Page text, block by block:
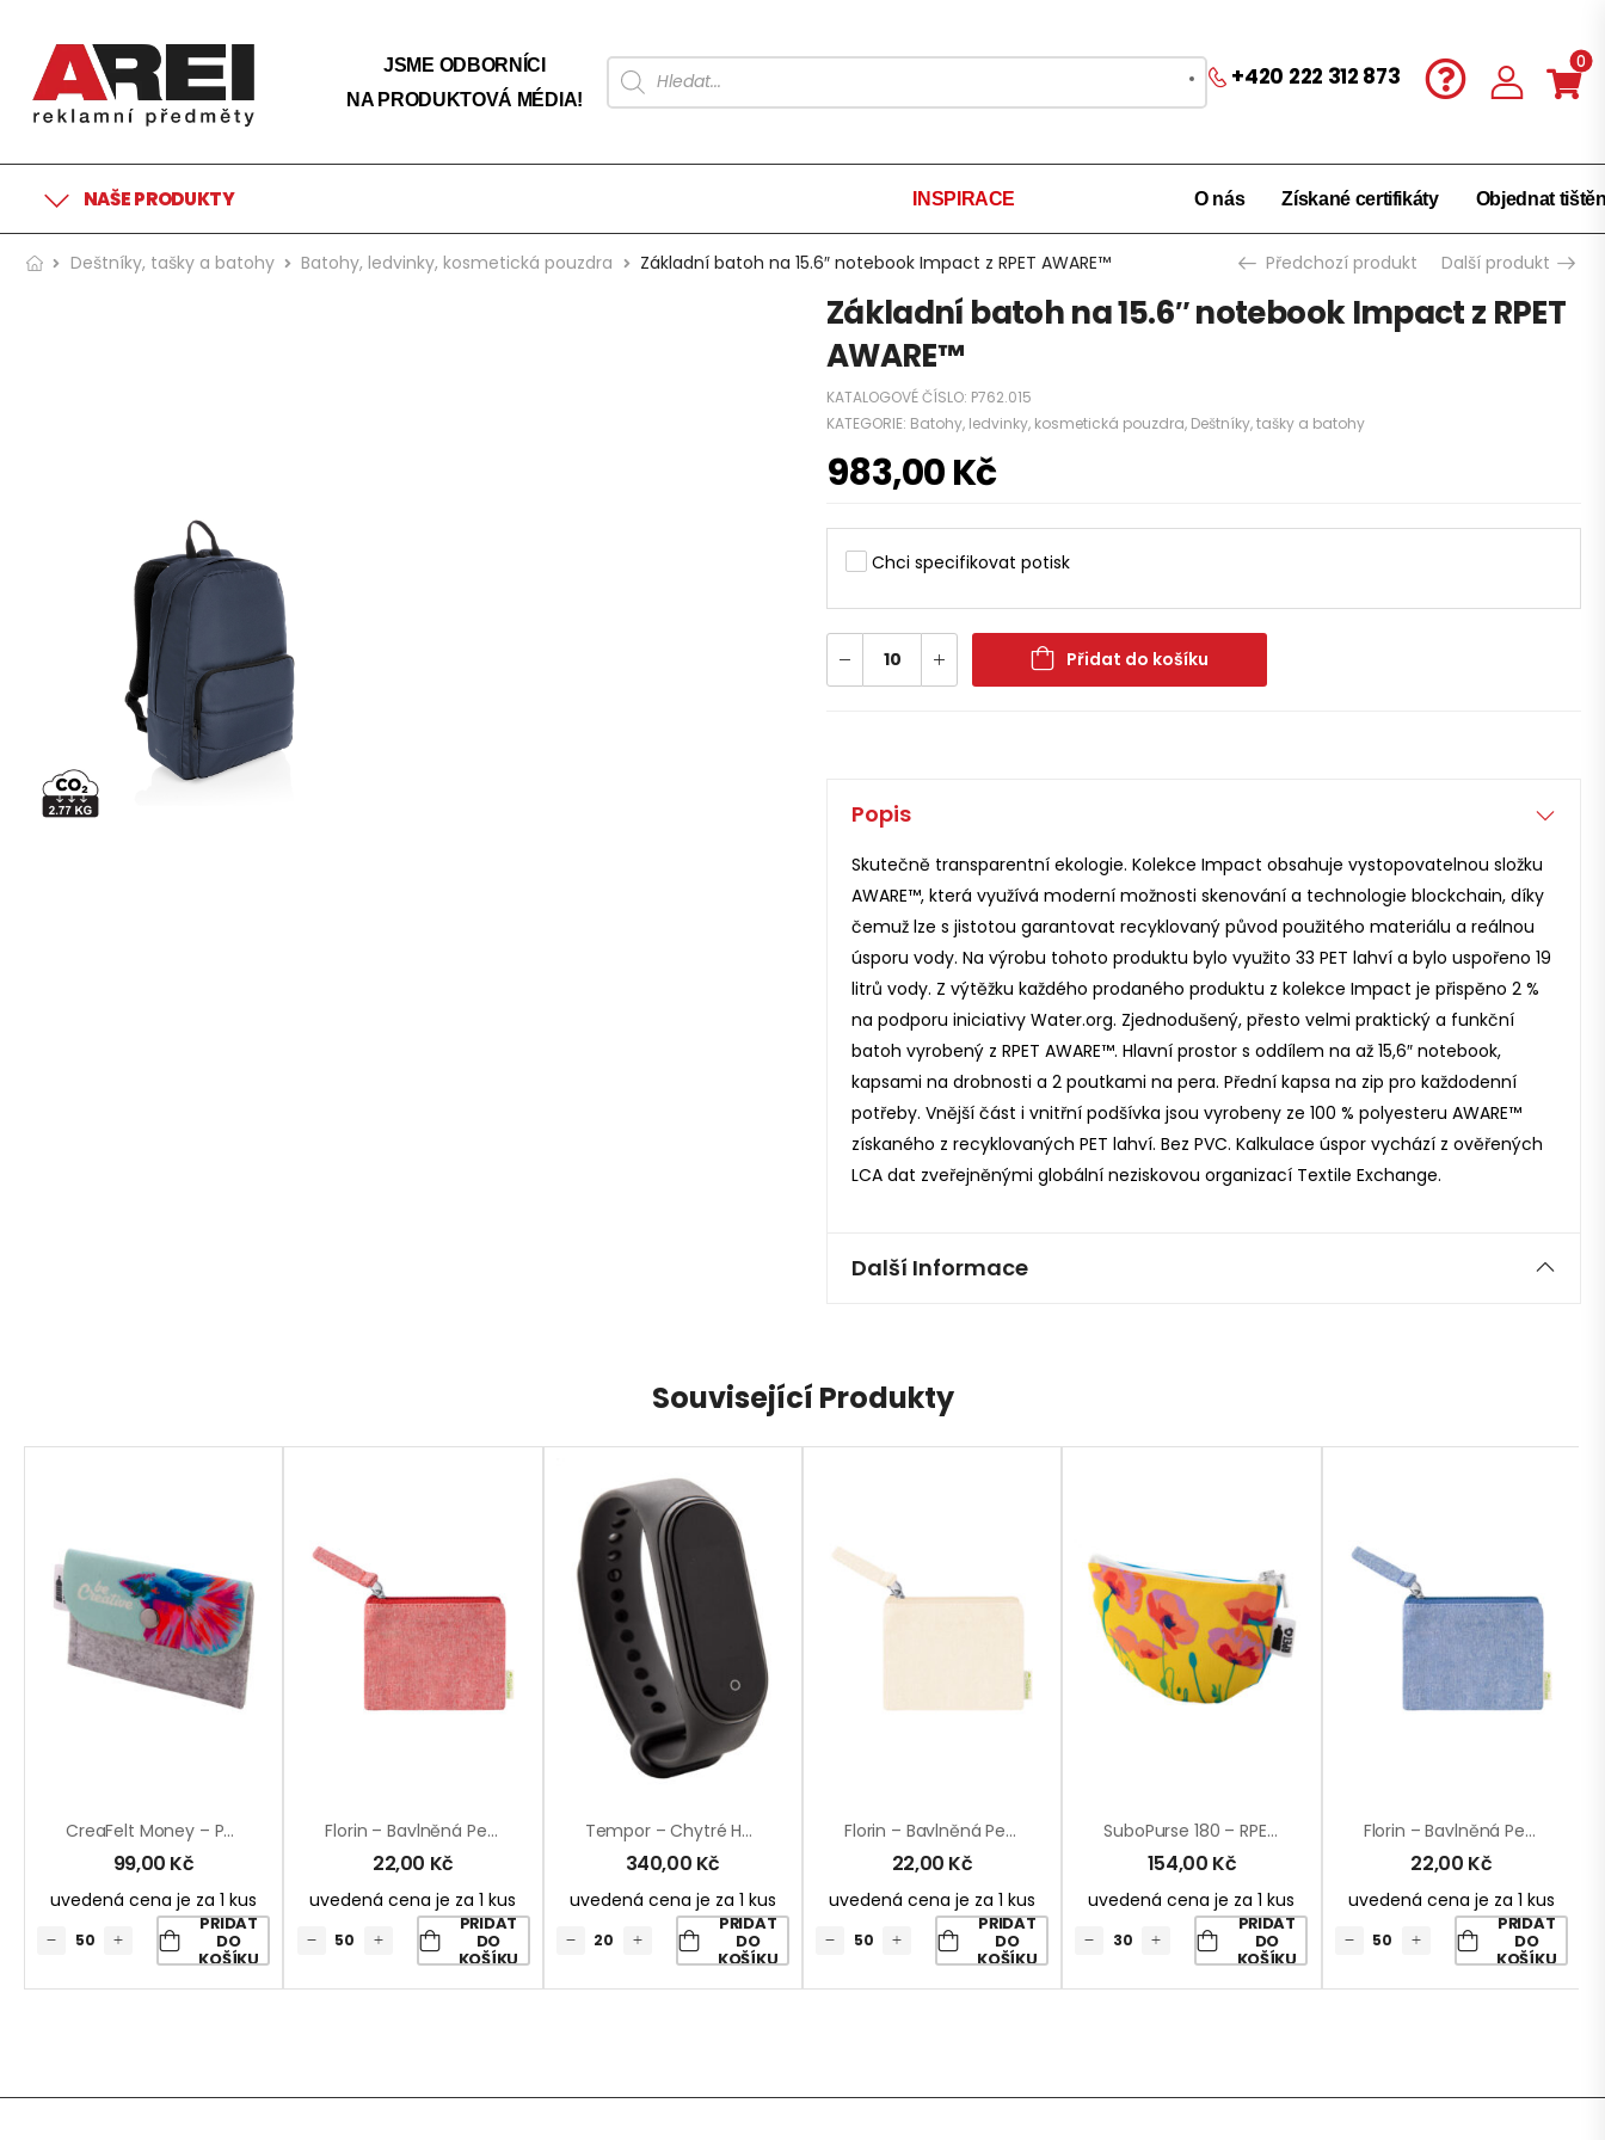
JSME ODBORNÍCI
NA PRODUKTOVÁ MÉDIA!
+420 222 312 873
0
NAŠE PRODUKTY INSPIRACE O nás Získané certifikáty Objednat
Deštníky, tašky a batohy Batohy, ledvinky, kosmetická pouzdra Základní batoh na 15.6″ notebook Impact z RPET AWARE™ Předchozí produkt Další produkt
Základní batoh na 15.6″ notebook Impact z RPET
AWARE™
KATALOGOVÉ ČÍSLO: P762.015
KATEGORIE: Batohy, ledvinky, kosmetická pouzdra, Deštníky, tašky a batohy
983,00Kč
Chci specifikovat potisk
Přidat do košíku
Popis
Skutečně transparentní ekologie. Kolekce Impact obsahuje vystopovatelnou složku
AWARE™, která využívá moderní možnosti skenování a technologie blockchain, díky
čemuž lze s jistotou garantovat recyklovaný původ použitého materiálu a reálnou
úsporu vody. Na výrobu tohoto produktu bylo využito 33 PET lahví a bylo uspořeno 19
litrů vody. Z výtěžku každého prodaného produktu z kolekce Impact je přispěno 2 %
na podporu iniciativy Water.org. Zjednodušený, přesto velmi praktický a funkční
batoh vyrobený z RPET AWARE™. Hlavní prostor s oddílem na až 15,6″ notebook,
kapsami na drobnosti a 2 poutkami na pera. Přední kapsa na zip pro každodenní
potřeby. Vnější část i vnitřní podšívka jsou vyrobeny ze 100 % polyesteru AWARE™
získaného z recyklovaných PET lahví. Bez PVC. Kalkulace úspor vychází z ověřených
LCA dat zveřejněnými globální neziskovou organizací Textile Exchange.
Další Informace
Související Produkty
CreaFelt Money – Peněženka Na Zakázku
99,00 Kč
uvedená cena je za 1 kus
PŘIDAT
DO
KOŠÍKU
Florin – Bavlněná Peněženka
22,00 Kč
uvedená cena je za 1 kus
PŘIDAT
DO
KOŠÍKU
Tempor – Chytré Hodinky S Teploměrem
340,00 Kč
uvedená cena je za 1 kus
PŘIDAT
DO
KOŠÍKU
Florin – Bavlněná Peněženka
22,00 Kč
uvedená cena je za 1 kus
PŘIDAT
DO
KOŠÍKU
SuboPurse 180 – RPET Taštička Na Zakázku
154,00 Kč
uvedená cena je za 1 kus
PŘIDAT
DO
KOŠÍKU
Florin – Bavlněná Peněženka
22,00 Kč
uvedená cena je za 1 kus
PŘIDAT
DO
KOŠÍKU